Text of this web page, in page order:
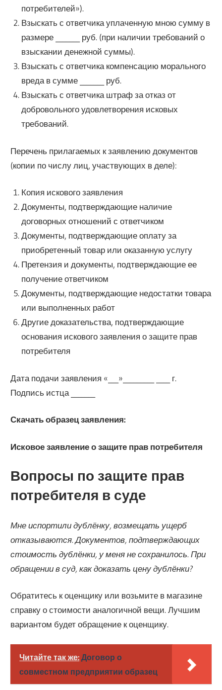
потребителей»).
Взыскать с ответчика уплаченную мною сумму в
размере _______ руб. (при наличии требований о
взыскании денежной суммы).
Взыскать с ответчика компенсацию морального
вреда в сумме _______ руб.
Взыскать с ответчика штраф за отказ от
добровольного удовлетворения исковых
требований.
Перечень прилагаемых к заявлению документов
(копии по числу лиц, участвующих в деле):
Копия искового заявления
Документы, подтверждающие наличие
договорных отношений с ответчиком
Документы, подтверждающие оплату за
приобретенный товар или оказанную услугу
Претензия и документы, подтверждающие ее
получение ответчиком
Документы, подтверждающие недостатки товара
или выполненных работ
Другие доказательства, подтверждающие
основания искового заявления о защите прав
потребителя
Дата подачи заявления «___»_________ ____ г.
Подпись истца _______
Скачать образец заявления:
Исковое заявление о защите прав потребителя
Вопросы по защите прав
потребителя в суде
Мне испортили дублёнку, возмещать ущерб
отказываются. Документов, подтверждающих
стоимость дублёнки, у меня не сохранилось. При
обращении в суд, как доказать цену дублёнки?
Обратитесь к оценщику или возьмите в магазине
справку о стоимости аналогичной вещи. Лучшим
вариантом будет обращение к оценщику.
Читайте так же: Договор о
совместном предприятии образец